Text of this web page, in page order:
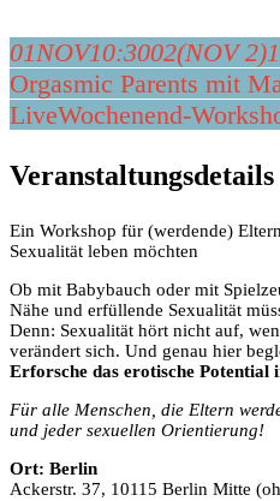
01NOV10:3002(NOV 2)
Orgasmic Parents mit
LiveWochenend-
Veranstaltungsdetails
Ein Workshop für (werdende)
Sexualität leben möchten
Ob mit Babybauch oder mit
Nähe und erfüllende Sexualität
Denn: Sexualität hört nicht auf,
verändert sich. Und genau hier
Erforsche das erotische Potential
Für alle Menschen, die Eltern
und jeder sexuellen Orientierung!
Ort: Berlin
Ackerstr. 37, 10115 Berlin Mitte